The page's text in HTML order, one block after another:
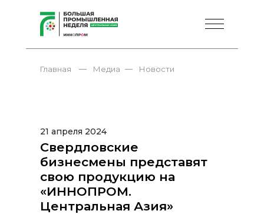
Главная Новости
— Медиа —
Свердловские
бизнесмены представят
свою продукцию на
«ИННОПРОМ.
Центральная Азия»
21 апреля 2024